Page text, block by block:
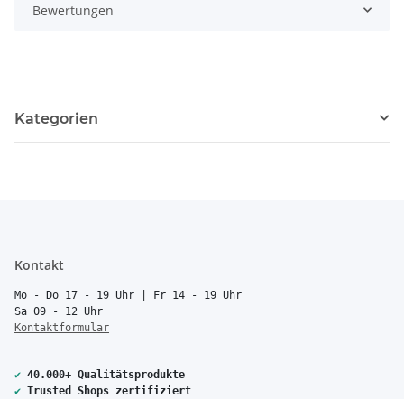
Bewertungen
Kategorien
Kontakt
Mo - Do 17 - 19 Uhr | Fr 14 - 19 Uhr
Sa 09 - 12 Uhr
Kontaktformular
✔ 40.000+ Qualitätsprodukte
✔ Trusted Shops zertifiziert